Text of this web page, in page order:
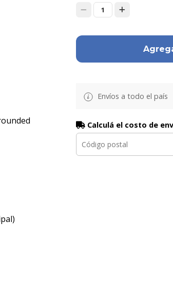
1
Envíos a todo el país
Calculá el costo de